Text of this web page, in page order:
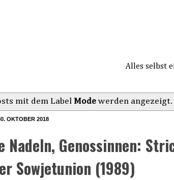
Alles selbst
mit dem Label Mode werden angezeigt.
OKTOBER 2018
Nadeln, Genossinnen:
Sowjetunion (1989)